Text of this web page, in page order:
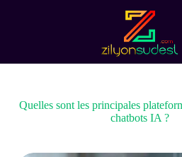
Quelles sont les principales
chatbots IA ?